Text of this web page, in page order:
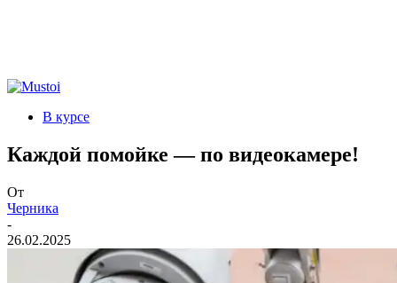
В курсе
Каждой помойке — по видеокамере!
От
Черника
-
26.02.2025